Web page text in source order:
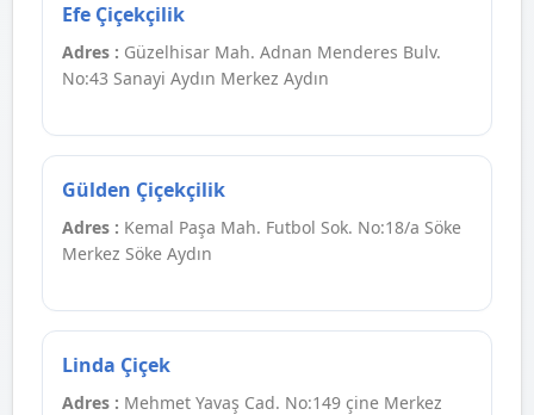
Efe Çiçekçilik
Adres : Güzelhisar Mah. Adnan Menderes Bulv.
No:43 Sanayi Aydın Merkez Aydın
Gülden Çiçekçilik
Adres : Kemal Paşa Mah. Futbol Sok. No:18/a Söke
Merkez Söke Aydın
Linda Çiçek
Adres : Mehmet Yavaş Cad. No:149 çine Merkez